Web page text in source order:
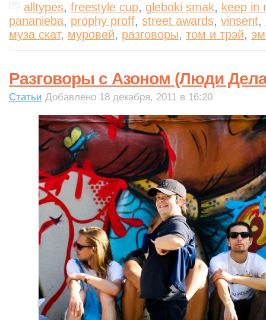
alltypes, freestyle cup, gleboki smak, keep in
pananieba, prophy proff, street awards, vinsent,
муза скат, муровей, разговоры, том и трэй,
Разговоры с Азоном (Люди
Статьи Добавлено 18 декабря, 2011 в 16:20